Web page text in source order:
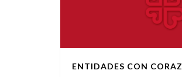
ENTIDADES CON